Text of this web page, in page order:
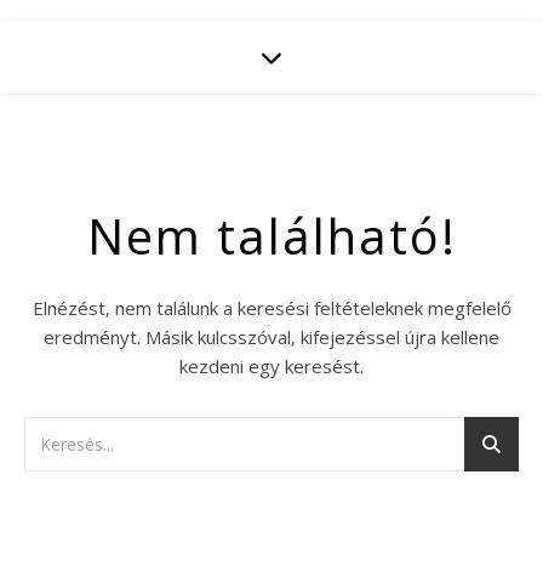
Nem található!
Elnézést, nem találunk a keresési feltételeknek megfelelő
eredményt. Másik kulcsszóval, kifejezéssel újra kellene
kezdeni egy keresést.